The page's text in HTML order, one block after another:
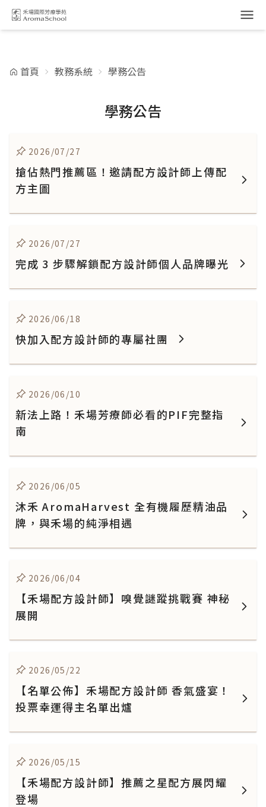
跳到主要內容
首頁 教務系統 學務公告
學務公告
2026/07/27
搶佔熱門推薦區！邀請配方設計師上傳配
方主圖
2026/07/27
完成 3 步驟解鎖配方設計師個人品牌曝光
2026/06/18
快加入配方設計師的專屬社團
2026/06/10
新法上路！禾場芳療師必看的PIF完整指
南
2026/06/05
沐禾 AromaHarvest 全有機履歷精油品
牌，與禾場的純淨相遇
2026/06/04
【禾場配方設計師】嗅覺謎蹤挑戰賽 神秘
展開
2026/05/22
【名單公佈】禾場配方設計師 香氣盛宴！
投票幸運得主名單出爐
2026/05/15
【禾場配方設計師】推薦之星配方展閃耀
登場